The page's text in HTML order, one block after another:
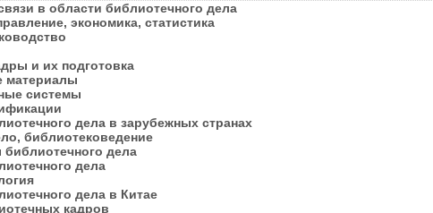
в области библиотечного дела
экономика, статистика
и их подготовка
материалы
системы
дела в зарубежных странах
библиотековедение
дела
дела
дела в Китае
кадров